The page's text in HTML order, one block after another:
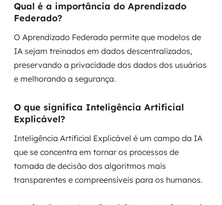
Qual é a importância do Aprendizado
Federado?
O Aprendizado Federado permite que modelos de
IA sejam treinados em dados descentralizados,
preservando a privacidade dos dados dos usuários
e melhorando a segurança.
O que significa Inteligência Artificial
Explicável?
Inteligência Artificial Explicável é um campo da IA
que se concentra em tornar os processos de
tomada de decisão dos algoritmos mais
transparentes e compreensíveis para os humanos.